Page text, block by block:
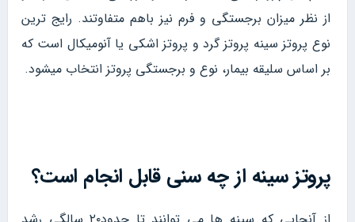
از نظر میزان برجستگی و فرم نیز باهم متفاوتند. رایج ترین
نوع پروتز سینه پروتز گرد و پروتز اشکی یا آنومیکال است که
بر اساس سلیقه بیمار، نوع و برجستگی پروتز انتخاب میشود.
پروتز سینه از چه سنی قابل انجام است؟